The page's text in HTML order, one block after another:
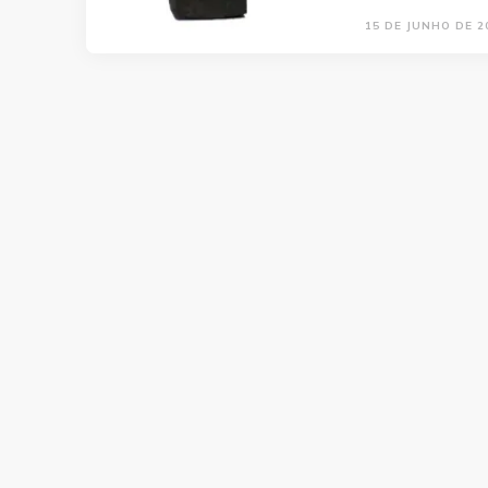
15 DE JUNHO DE